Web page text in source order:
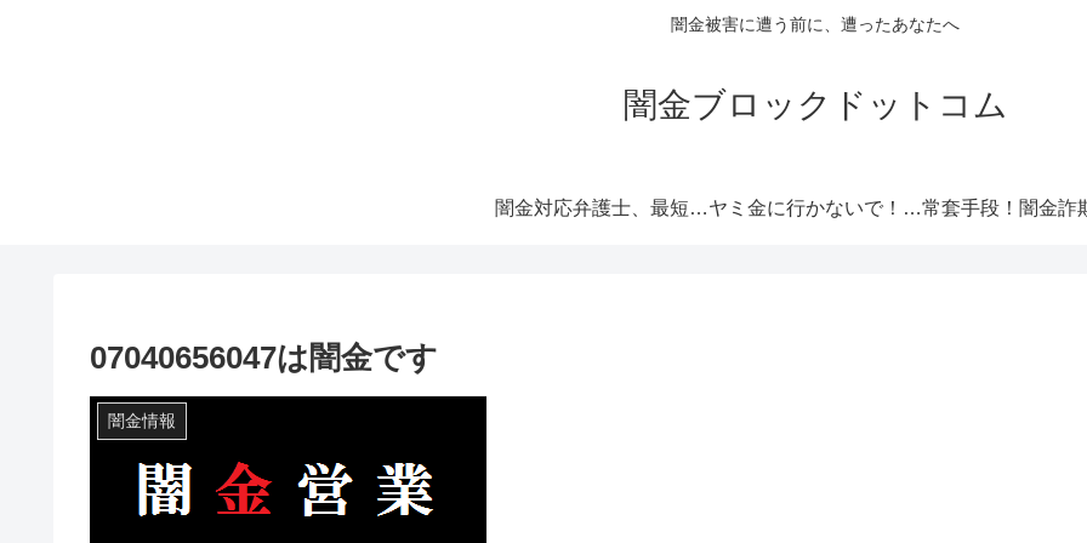
闇金被害に遭う前に、遭ったあなたへ
闇金ブロックドットコム
闇金対応弁護士、最短即日解決！ ヤミ金に行かないで！厳選オススメ消費者金融
07040656047は闇金です
闇金情報